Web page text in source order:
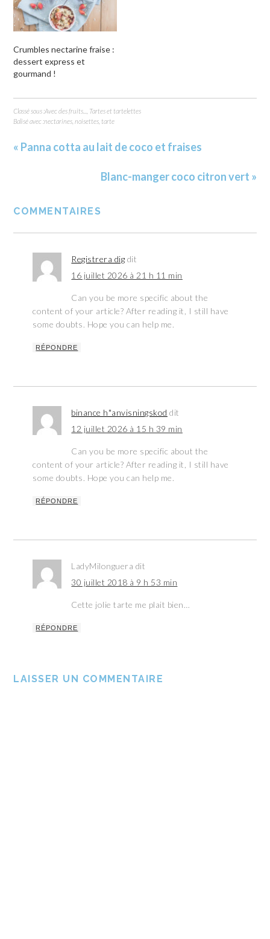
Crumbles nectarine fraise :
dessert express et
gourmand !
Classé sous :Avec des fruits...
Tartes et tartelettes
Balisé avec :nectarines ,noisettes tarte
« Panna cotta au lait de coco et fraises
Blanc-manger coco citron vert »
COMMENTAIRES
Registrera dig dit
16 juillet 2026 à 21 h 11 min
Can you be more specific about the
content of your article? After reading it, I still have
some doubts. Hope you can help me.
RÉPONDRE
binance h"anvisningskod dit
12 juillet 2026 à 15 h 39 min
Can you be more specific about the
content of your article? After reading it, I still have
some doubts. Hope you can help me.
RÉPONDRE
LadyMilonguera dit
30 juillet 2018 à 9 h 53 min
Cette jolie tarte me plait bien…
RÉPONDRE
LAISSER UN COMMENTAIRE